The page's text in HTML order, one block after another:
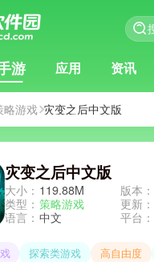
游 应用 资讯
略游戏 灾变之后中文版
灾变之后中文版
大小： 119.88M
类型： 策略游戏
语言： 中文
版本：
更新：
平台：
探索类游戏 高自由度